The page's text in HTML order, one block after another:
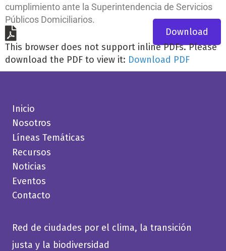
cumplimiento ante la Superintendencia de Servicios
Públicos Domiciliarios.
Download
This browser does not support inline PDFs. Please
download the PDF to view it: Download PDF
Inicio
Nosotros
Líneas Temáticas
Recursos
Noticias
Eventos
Contacto
Red de ciudades por el clima, la transición
justa y la biodiversidad